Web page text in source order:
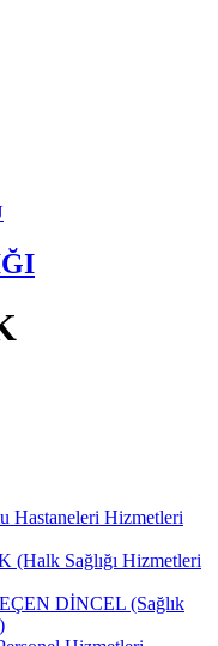
Hastaneleri Hizmetleri
(Halk Sağlığı Hizmetleri
DİNCEL (Sağlık